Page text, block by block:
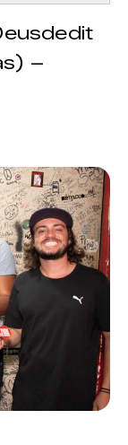
–